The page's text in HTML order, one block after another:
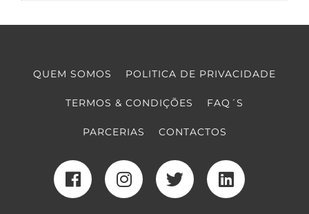
QUEM SOMOS POLITICA DE PRIVACIDADE
TERMOS & CONDIÇÕES FAQ´S
PARCERIAS CONTACTOS